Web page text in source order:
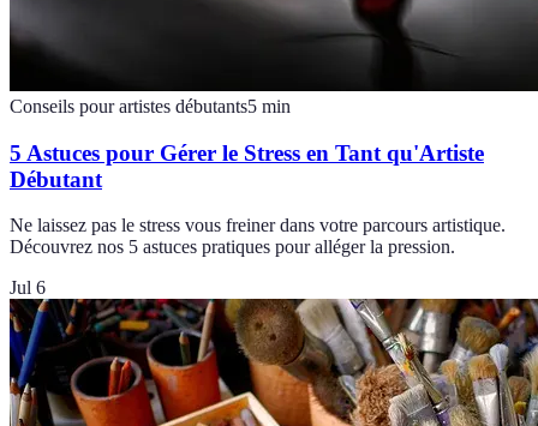
Conseils pour artistes débutants5 min
5 Astuces pour Gérer le Stress en Tant qu'Artiste
Débutant
Ne laissez pas le stress vous freiner dans votre parcours artistique.
Découvrez nos 5 astuces pratiques pour alléger la pression.
Jul 6